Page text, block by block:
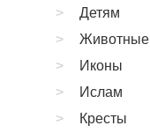
Детям
Животные
Иконы
Ислам
Кресты